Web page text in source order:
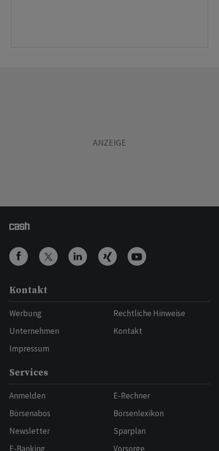
Kontakt
Werbung
Unternehmen
Impressum
Rechtliche Hinweise
Kontakt
Services
Anmelden
Börsenabos
Newsletter
E-Banking
E-Rechner
Börsenlexikon
Sparplan
Vorsorge